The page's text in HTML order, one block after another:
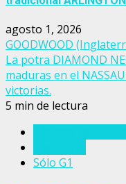
agosto 1, 2026
GOODWOOD
La potra DIAMOND
maduras en el
victorias.
5 min de lectura
Sólo G1